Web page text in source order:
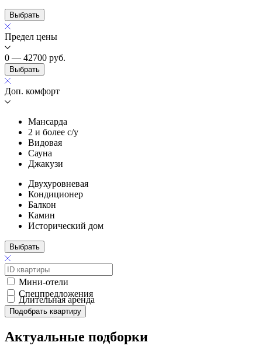
Выбрать
Предел цены
0 — 42700 руб.
Выбрать
Доп. комфорт
Мансарда
2 и более с/у
Видовая
Сауна
Джакузи
Двухуровневая
Кондиционер
Балкон
Камин
Исторический дом
Выбрать
Мини-отели
Спецпредложения
Длительная аренда
Подобрать квартиру
Актуальные подборки